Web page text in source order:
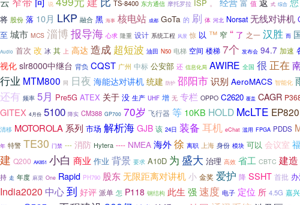
说 TS-8400 东方通信 摩托罗拉 ISP 。 富 值 式 综合
将 股份 落 10月 LKP 融合 黑 海事 核电站 成都 GoTa 的 刷 体 河北 Norsat 无线对讲机
至 城市 MCS 淄博 报导海 心求 隆重 设计 系统工程 风景 惊 以 ™ 窄 “ 了 之一 汉胜 而
Audio 首次 改 冰 其 上 高达 造成 超短波 油田 N50 电梯 空间 楼梯 7个 发布会 94.7 加速
视化 slr8000中继台 背负 CQST 广州 中标 公安部 还 信息化局 AWIRE 全国 很 正在
行业 MTM800 同 日夜 海能达对讲机 统建 防护 邵阳市识别 AeroMACS 智能化
还有 频率 5月 Pre5G ATEX 关于 没 生产 UHF 增 无 专栏 OPPO C2620 覆盖 CAGR
GITEX 4月份 5100 降实 CM388 GP700 70岁 飞行器 等 10KB HOLD McLTE EP820
清移 MOTOROLA 系列 市场 解析海 GJB 该 24日 装备 耳机 eChat 滥用 FPGA PDDS
年 特警 TE30 门禁 --- 消防 Hytera ---- NMEA 海外徐 离职 上海 身份 模块 可以 会议室 福
建 Q200 AK851 小白 商业 作业 背景 要求 A10D 为 盛大 治理 高效 省工 CBTC 建造
持 走 年度 麻栗 One Rapid PH790 股东无限距离对讲机 小 金奖 爱护 降 SSHT 首批
India2020 中心到 好评 派单 怎 P118 钢结构 此生 强 速度 电子 定位 所 4.5G 嘉兴